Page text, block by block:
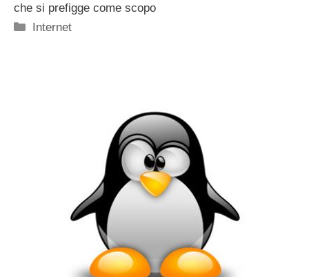
che si prefigge come scopo
Categorie
Internet